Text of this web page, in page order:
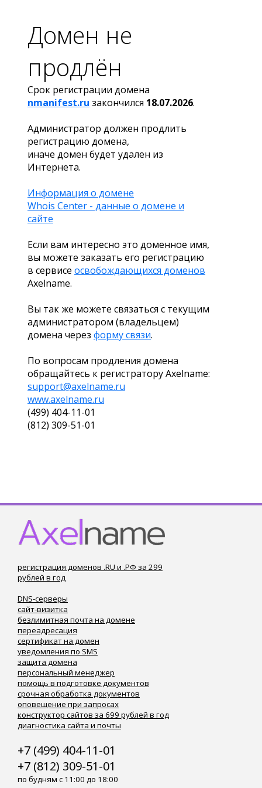
Домен не
продлён
Срок регистрации домена
nmanifest.ru закончился 18.07.2026.
Администратор должен продлить
регистрацию домена,
иначе домен будет удален из
Интернета.
Информация о домене
Whois Center - данные о домене и
сайте
Если вам интересно это доменное имя,
вы можете заказать его регистрацию
в сервисе освобождающихся доменов
Axelname.
Вы так же можете связаться с текущим
администратором (владельцем)
домена через форму связи.
По вопросам продления домена
обращайтесь к регистратору Axelname:
support@axelname.ru
www.axelname.ru
(499) 404-11-01
(812) 309-51-01
регистрация доменов .RU и .РФ за 299
рублей в год
DNS-серверы
сайт-визитка
безлимитная почта на домене
переадресация
сертификат на домен
уведомления по SMS
защита домена
персональный менеджер
помощь в подготовке документов
срочная обработка документов
оповещение при запросах
конструктор сайтов за 699 рублей в год
диагностика сайта и почты
+7 (499) 404-11-01
+7 (812) 309-51-01
по будням с 11:00 до 18:00